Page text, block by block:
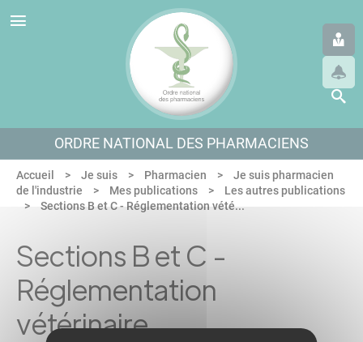
Aller au menu
Aller au contenu
Aller en bas de page
ORDRE NATIONAL DES PHARMACIENS
Accueil Je suis Pharmacien
Je suis pharmacien
de l'industrie
Mes publications
Les autres publications
Sections B et C - Réglementation vété...
Sections B et C -
Réglementation
vétérinaire
Panneau de gestion des cookies